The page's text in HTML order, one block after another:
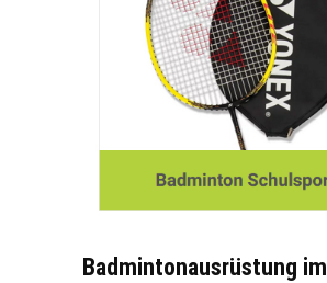
Badmintonausrüstung im